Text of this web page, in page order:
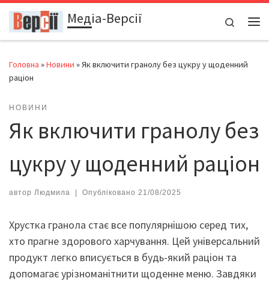
Перейти до вмістуМедіа-Версії
Search
Головна »Новини »Як включити гранолу без цукру у щоденний
раціон
НОВИНИ
Як включити гранолу без
цукру у щоденний раціон
автор Людмила | Опубліковано 21/08/2025
Хрустка гранола стає все популярнішою серед тих,
хто прагне здорового харчування. Цей універсальний
продукт легко вписується в будь-який раціон та
допомагає урізноманітнити щоденне меню. Завдяки